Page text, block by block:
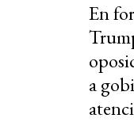
En
a